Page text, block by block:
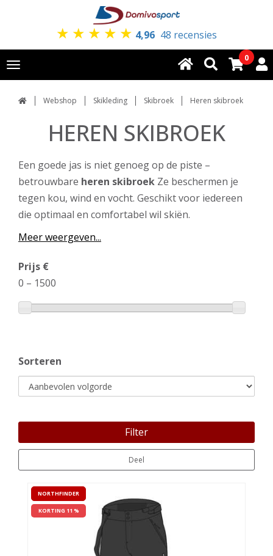
★ ★ ★ ★ ★ 4,96 48 recensies
Toggle
navigation
0
Webshop Skikleding Skibroek Heren skibroek
HEREN SKIBROEK
Een goede jas is niet genoeg op de piste –
betrouwbare heren skibroek Ze beschermen je
tegen kou, wind en vocht. Geschikt voor iedereen
die optimaal en comfortabel wil skiën.
Meer weergeven...
Prijs €
0 – 1500
Sorteren
Filter
Deel
NORTHFINDER
KORTING 11 %